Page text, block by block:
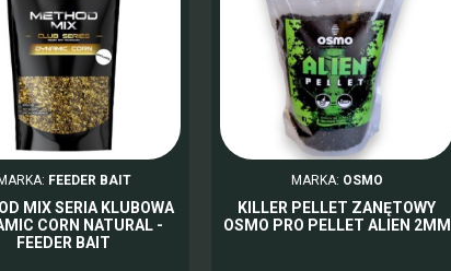
FEEDER BAIT
MIX SERIA KLUBOWA
CORN NATURAL -
FEEDER BAIT
MARKA: OSMO
KILLER PELLET ZANĘTOWY
OSMO PRO PELLET ALIEN 2MM